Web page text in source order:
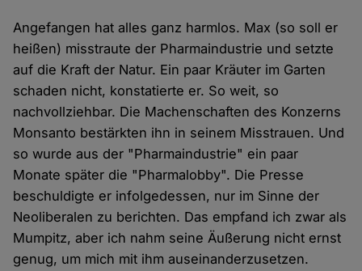
Angefangen hat alles ganz harmlos. Max (so soll er
heißen) misstraute der Pharmaindustrie und setzte
auf die Kraft der Natur. Ein paar Kräuter im Garten
schaden nicht, konstatierte er. So weit, so
nachvollziehbar. Die Machenschaften des Konzerns
Monsanto bestärkten ihn in seinem Misstrauen. Und
so wurde aus der "Pharmaindustrie" ein paar
Monate später die "Pharmalobby". Die Presse
beschuldigte er infolgedessen, nur im Sinne der
Neoliberalen zu berichten. Das empfand ich zwar als
Mumpitz, aber ich nahm seine Äußerung nicht ernst
genug, um mich mit ihm auseinanderzusetzen.